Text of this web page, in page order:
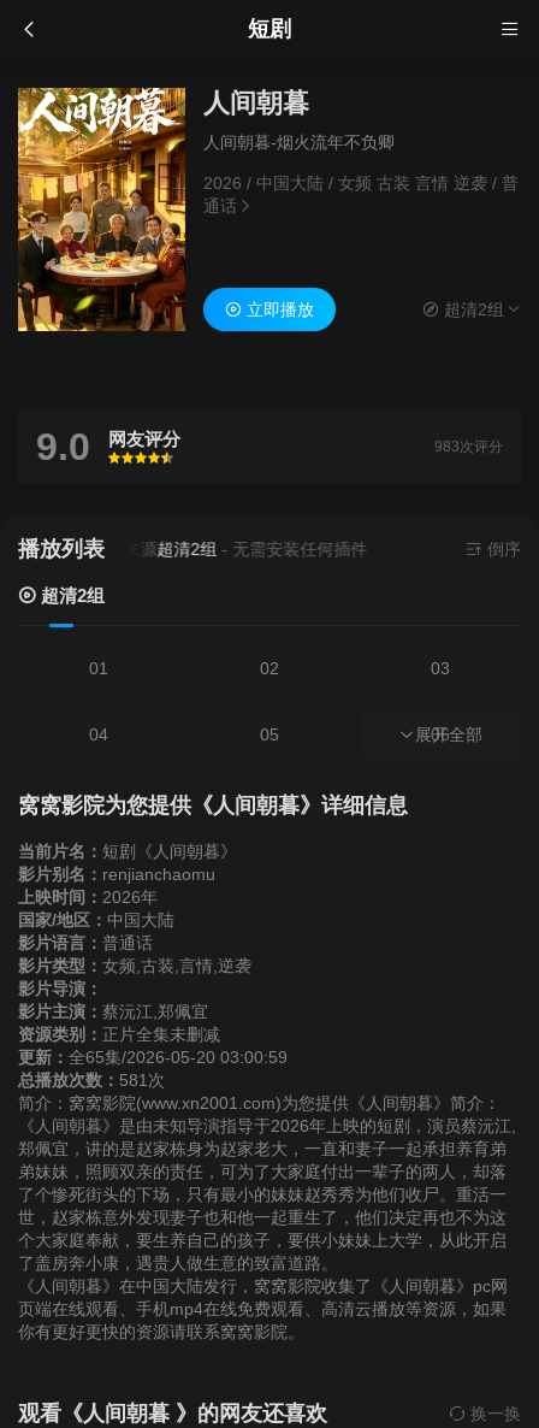
短剧
人间朝暮
人间朝暮-烟火流年不负卿
2026 / 中国大陆 / 女频 古装 言情 逆袭/ 普
通话
立即播放 超清2组
9.0 网友评分
很差
较差还行推荐力荐
983次评分
播放列表
当前资源来源 超清2组- 无需安装任何插件 倒序
超清2组
01 02 03
04 05 06
07 08
10
13
16
19 20
22 23 24
25 26 27
28 29
31 32
展开全部
窝窝影院为您提供《人间朝暮》详细信息
当前片名： 短剧《人间朝暮》
影片别名： renjianchaomu
上映时间： 2026年
国家/地区： 中国大陆
影片语言： 普通话
影片类型： 女频,古装,言情,逆袭
影片导演：
影片主演： 蔡沅江,郑佩宜
资源类别： 正片全集未删减
更新： 全65集/2026-05-20 03:00:59
总播放次数： 581次
简介：窝窝影院(www.xn2001.com)为您提供《人间朝暮》简介：
《人间朝暮》是由未知导演指导于2026年上映的短剧，演员蔡沅江,
郑佩宜，讲的是赵家栋身为赵家老大，一直和妻子一起承担养育弟
弟妹妹，照顾双亲的责任，可为了大家庭付出一辈子的两人，却落
了个惨死街头的下场，只有最小的妹妹赵秀秀为他们收尸。重活一
世，赵家栋意外发现妻子也和他一起重生了，他们决定再也不为这
个大家庭奉献，要生养自己的孩子，要供小妹妹上大学，从此开启
了盖房奔小康，遇贵人做生意的致富道路。
《人间朝暮》在中国大陆发行，窝窝影院收集了《人间朝暮》pc网
页端在线观看、手机mp4在线免费观看、高清云播放等资源，如果
你有更好更快的资源请联系窝窝影院。
观看《人间朝暮 》的网友还喜欢 换一换